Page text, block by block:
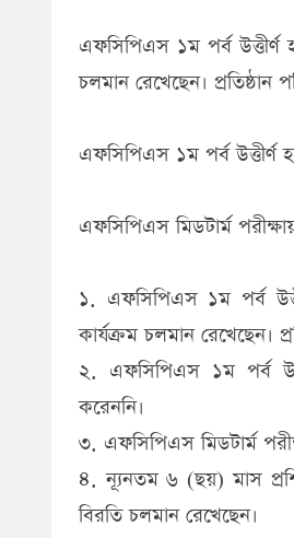
এফসিপিএস ১ম পর্ব উত্তীর্ণ
চলমান রেখেছেন। প্রতিষ্ঠান
এফসিপিএস ১ম পর্ব উত্তীর্ণ
এফসিপিএস মিডটার্ম
১. এফসিপিএস ১ম পর্ব
কার্যক্রম চলমান রেখেছেন।
২. এফসিপিএস ১ম পর্ব
করেননি।
৩. এফসিপিএস মিডটার্ম
৪. ন্যূনতম ৬ (ছয়) মাস
বিরতি চলমান রেখেছেন।